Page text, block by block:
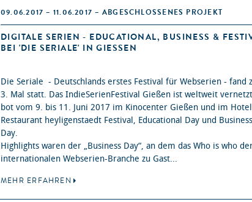
09.06.2017 – 11.06.2017 – ABGESCHLOSSENES PROJEKT
DIGITALE SERIEN - EDUCATIONAL, BUSINESS &
BEI 'DIE SERIALE' IN GIESSEN
Die Seriale - Deutschlands erstes Festival für Webserien - fand
3. Mal statt. Das IndieSerienFestival Gießen ist weltweit
bot vom 9. bis 11. Juni 2017 im Kinocenter Gießen und im
Restaurant heyligenstaedt Festival, Educational Day und Business
Day.
Highlights waren der „Business Day“, an dem das Who is who
internationalen Webserien-Branche zu Gast...
MEHR ERFAHREN